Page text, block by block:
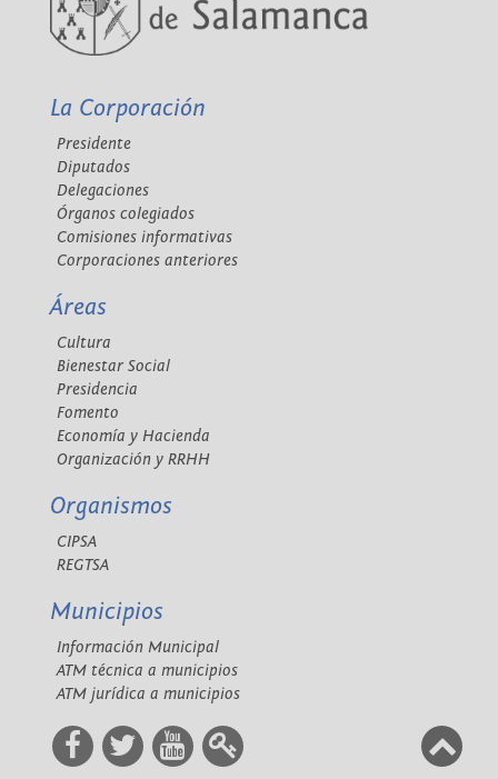
La Corporación
Presidente
Diputados
Delegaciones
Órganos colegiados
Comisiones informativas
Corporaciones anteriores
Áreas
Cultura
Bienestar Social
Presidencia
Fomento
Economía y Hacienda
Organización y RRHH
Organismos
CIPSA
REGTSA
Municipios
Información Municipal
ATM técnica a municipios
ATM jurídica a municipios